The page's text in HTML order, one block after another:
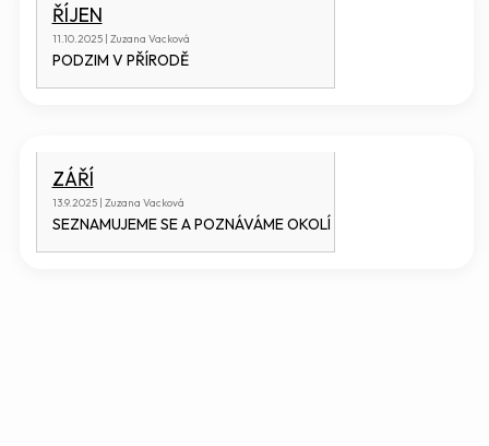
ŘÍJEN
11.10.2025 | Zuzana Vacková
PODZIM V PŘÍRODĚ
ZÁŘÍ
13.9.2025 | Zuzana Vacková
SEZNAMUJEME SE A POZNÁVÁME OKOLÍ